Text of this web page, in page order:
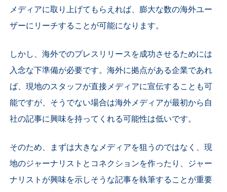
メディアに取り上げてもらえれば、膨大な数の海外ユー
ザーにリーチすることが可能になります。
しかし、海外でのプレスリリースを成功させるためには
入念な下準備が必要です。海外に拠点がある企業であれ
ば、現地のスタッフが直接メディアに宣伝することも可
能ですが、そうでない場合は海外メディアが最初から自
社の記事に興味を持ってくれる可能性は低いです。
そのため、まずは大きなメディアを狙うのではなく、現
地のジャーナリストとコネクションを作ったり、ジャー
ナリストが興味を示しそうな記事を執筆することが重要